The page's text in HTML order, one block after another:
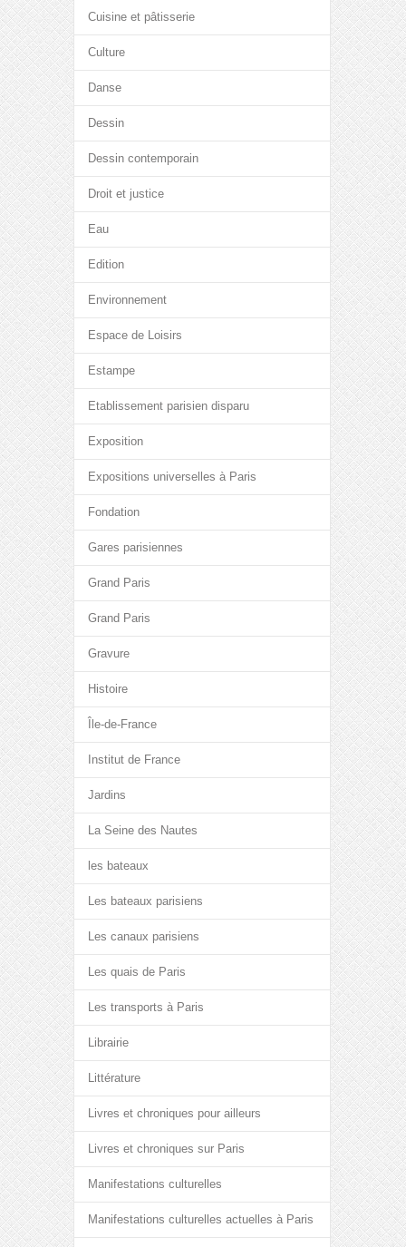
Cuisine et pâtisserie
Culture
Danse
Dessin
Dessin contemporain
Droit et justice
Eau
Edition
Environnement
Espace de Loisirs
Estampe
Etablissement parisien disparu
Exposition
Expositions universelles à Paris
Fondation
Gares parisiennes
Grand Paris
Grand Paris
Gravure
Histoire
Île-de-France
Institut de France
Jardins
La Seine des Nautes
les bateaux
Les bateaux parisiens
Les canaux parisiens
Les quais de Paris
Les transports à Paris
Librairie
Littérature
Livres et chroniques pour ailleurs
Livres et chroniques sur Paris
Manifestations culturelles
Manifestations culturelles actuelles à Paris